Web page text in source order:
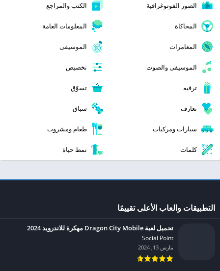
الصور الفوتوغرافية الكتب والمراجع
المحاكاة المعلومات العامة
المغامرات الموسيقى
الموسيقى والصوت تخصيص
ترفيه تسوّق
تعارف سباق
سيارات ومركبات طعام ومشروب
كلمات نمط حياة
التطبيقات والعاب الأعلى تقييمًا
تحميل لعبة Dragon City Mobile مهكرة للاندرويد 2024
Social Point‏
مارس 13, 2024